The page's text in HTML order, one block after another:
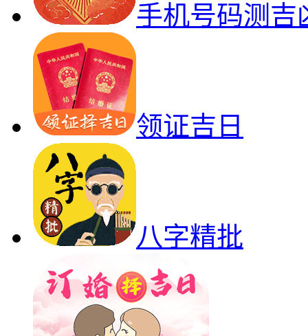
手机号码测吉
领证吉日
八字精批